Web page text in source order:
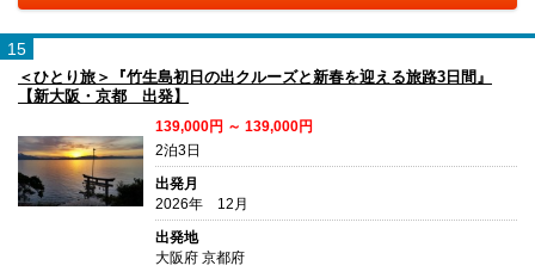
15
＜ひとり旅＞『竹生島初日の出クルーズと新春を迎える旅路3日間』
【新大阪・京都 出発】
139,000円 ～ 139,000円
2泊3日
出発月
2026年 12月
出発地
大阪府 京都府